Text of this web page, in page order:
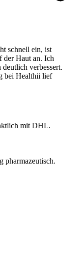
schnell ein, ist
der Haut an. Ich
verbessert.
bei Healthii lief
mitDHL.
pharmazeutisch.